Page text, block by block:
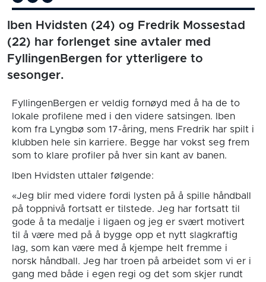
Iben Hvidsten (24) og Fredrik Mossestad
(22) har forlenget sine avtaler med
FyllingenBergen for ytterligere to
sesonger.
FyllingenBergen er veldig fornøyd med å ha de to
lokale profilene med i den videre satsingen. Iben
kom fra Lyngbø som 17-åring, mens Fredrik har spilt i
klubben hele sin karriere. Begge har vokst seg frem
som to klare profiler på hver sin kant av banen.
Iben Hvidsten uttaler følgende:
«Jeg blir med videre fordi lysten på å spille håndball
på toppnivå fortsatt er tilstede. Jeg har fortsatt til
gode å ta medalje i ligaen og jeg er svært motivert
til å være med på å bygge opp et nytt slagkraftig
lag, som kan være med å kjempe helt fremme i
norsk håndball. Jeg har troen på arbeidet som vi er i
gang med både i egen regi og det som skjer rundt